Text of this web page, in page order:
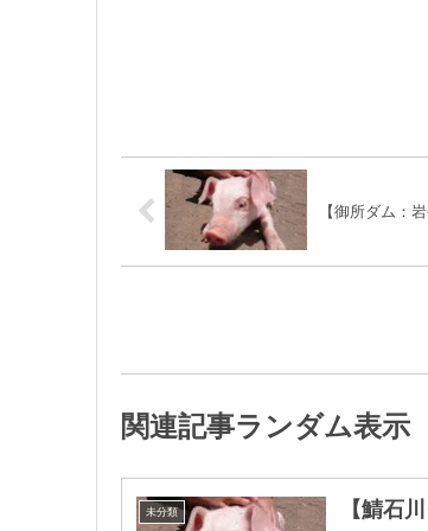
【御所ダム：
関連記事ランダム表示
未分類 【鯖石